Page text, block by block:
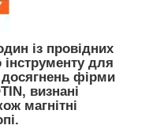
із провідних
для
досягнень фірми
визнані
магнітні